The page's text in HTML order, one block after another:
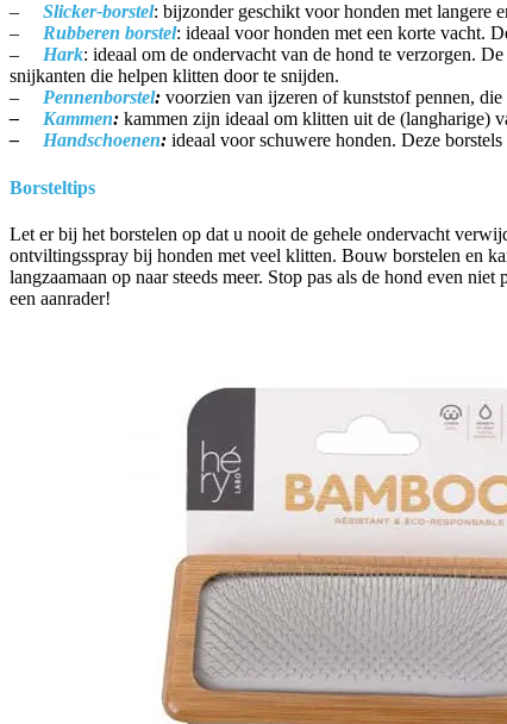
– Slicker-borstel: bijzonder geschikt voor honden met langere
– Rubberen borstel: ideaal voor honden met een korte vacht.
– Hark: ideaal om de ondervacht van de hond te verzorgen.
snijkanten die helpen klitten door te snijden.
– Pennenborstel: voorzien van ijzeren of kunststof pennen,
– Kammen: kammen zijn ideaal om klitten uit de (langharige)
– Handschoenen: ideaal voor schuwere honden. Deze
Borsteltips
Let er bij het borstelen op dat u nooit de gehele ondervacht
ontviltingsspray bij honden met veel klitten. Bouw borstelen en
langzaamaan op naar steeds meer. Stop pas als de hond even
een aanrader!